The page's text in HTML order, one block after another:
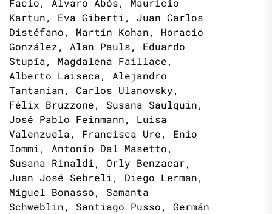
Facio, Alvaro Abós, Mauricio
Kartun, Eva Giberti, Juan Carlos
Distéfano, Martín Kohan, Horacio
González, Alan Pauls, Eduardo
Stupía, Magdalena Faillace,
Alberto Laiseca, Alejandro
Tantanian, Carlos Ulanovsky,
Félix Bruzzone, Susana Saulquin,
José Pablo Feinmann, Luisa
Valenzuela, Francisca Ure, Enio
Iommi, Antonio Dal Masetto,
Susana Rinaldi, Orly Benzacar,
Juan José Sebreli, Diego Lerman,
Miguel Bonasso, Samanta
Schweblin, Santiago Pusso, Germán